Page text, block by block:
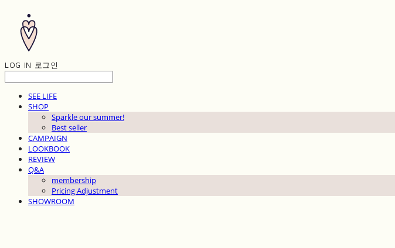
LOG IN 로그인
SEE LIFE
SHOP
Sparkle our summer!
Best seller
CAMPAIGN
LOOKBOOK
REVIEW
Q&A
membership
Pricing Adjustment
SHOWROOM